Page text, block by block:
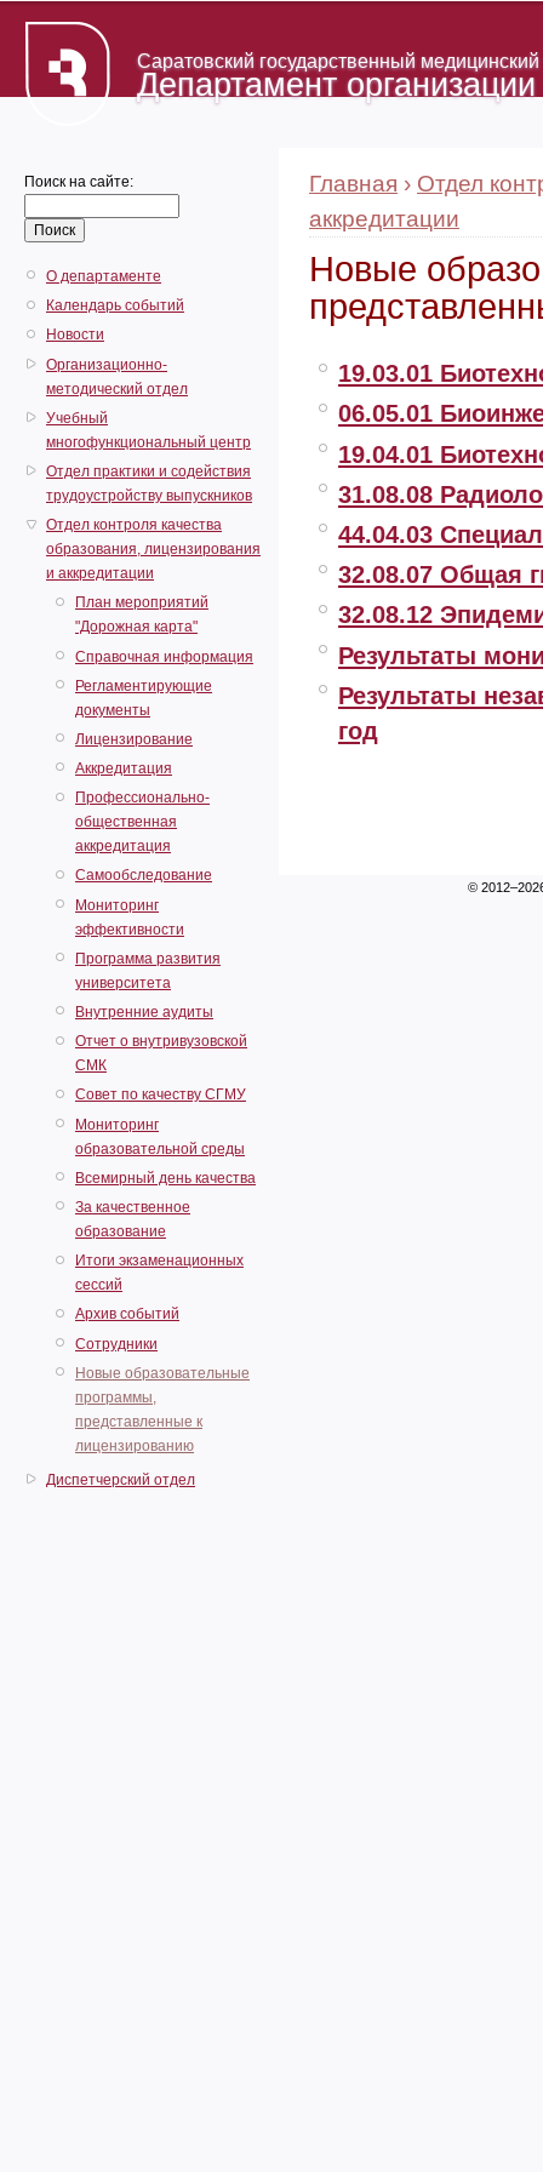
Саратовский государственный
Департамент
Поиск на сайте:
О департаменте
Календарь событий
Новости
Организационно-
методический отдел
Учебный
многофункциональный центр
Отдел практики и содействия
трудоустройству выпускников
Отдел контроля качества
образования, лицензирования
и аккредитации
План мероприятий
"Дорожная карта"
Справочная информация
Регламентирующие
документы
Лицензирование
Аккредитация
Профессионально-
общественная
аккредитация
Самообследование
Мониторинг
эффективности
Программа развития
университета
Внутренние аудиты
Отчет о внутривузовской
СМК
Совет по качеству СГМУ
Мониторинг
образовательной среды
Всемирный день качества
За качественное
образование
Итоги экзаменационных
сессий
Архив событий
Сотрудники
Новые образовательные
программы,
представленные к
лицензированию
Диспетчерский отдел
Главная › Отдел
аккредитации
Новые
19.03.01
06.05.01
19.04.01
31.08.08
44.04.03
32.08.07 Общая
32.08.12
Результаты
Результаты
год
©